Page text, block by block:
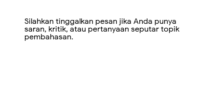
Silahkan tinggalkan pesan jika Anda punya
saran, kritik, atau pertanyaan seputar topik
pembahasan.